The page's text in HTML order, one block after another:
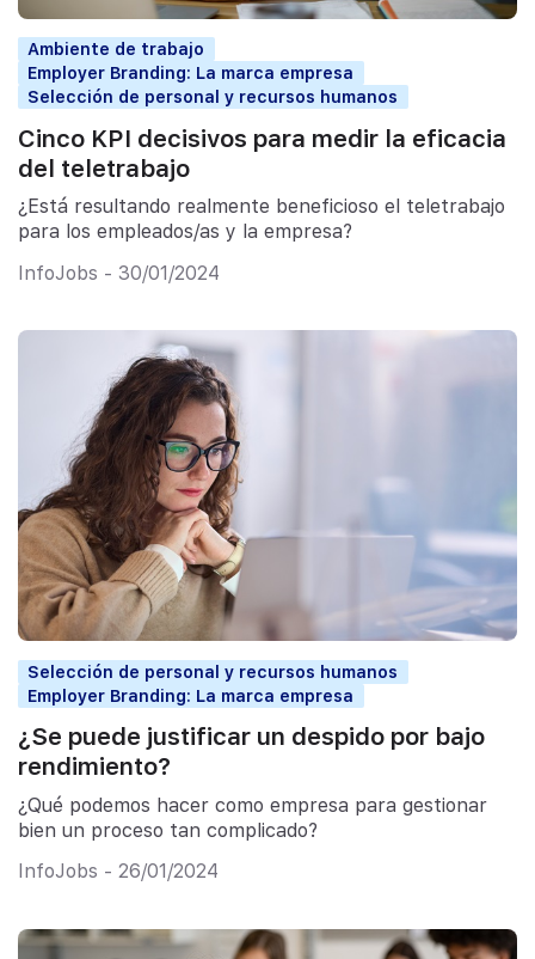
Ambiente de trabajo
Employer Branding: La marca empresa
Selección de personal y recursos humanos
Cinco KPI decisivos para medir la eficacia
del teletrabajo
¿Está resultando realmente beneficioso el teletrabajo
para los empleados/as y la empresa?
InfoJobs - 30/01/2024
Selección de personal y recursos humanos
Employer Branding: La marca empresa
¿Se puede justificar un despido por bajo
rendimiento?
¿Qué podemos hacer como empresa para gestionar
bien un proceso tan complicado?
InfoJobs - 26/01/2024